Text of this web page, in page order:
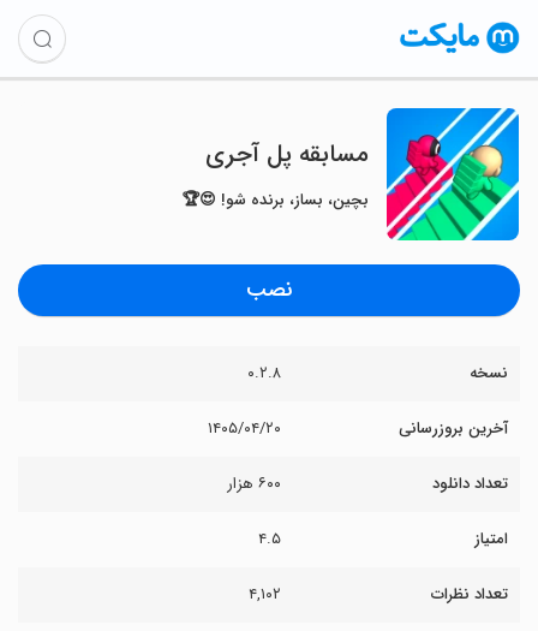
‏مسابقه پل آجری
بچین، بساز، برنده شو! 😍🏆
نصب
نسخه ۰.۲.۸
آخرین بروزرسانی ۱۴۰۵/۰۴/۲۰
تعداد دانلود ۶۰۰ هزار
امتیاز ۴.۵
تعداد نظرات ۴,۱۰۲